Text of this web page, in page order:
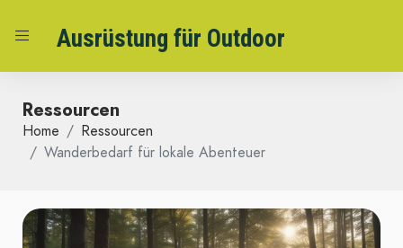
Ausrüstung für Outdoor
Ressourcen
Home
Ressourcen
Wanderbedarf für lokale Abenteuer